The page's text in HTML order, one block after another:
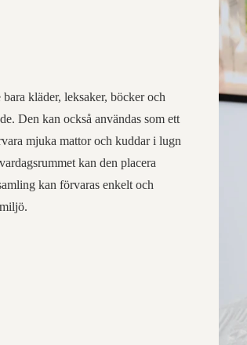
kläder, leksaker, böcker och
Den kan också användas som ett
mjuka mattor och kuddar i lugn
kan den placera
kan förvaras enkelt och